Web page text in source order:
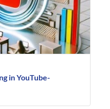
in YouTube-